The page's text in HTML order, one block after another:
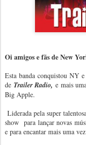
Oi amigos e fãs de New
Esta banda conquistou NY
de Trailer Radio, e mais
Big Apple.
Liderada pela super
show para lançar novas
e para encantar mais uma